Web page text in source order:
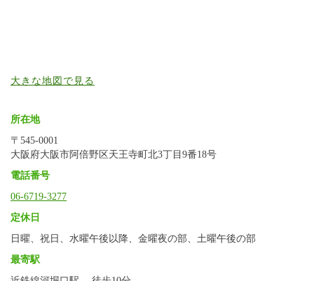
大きな地図で見る
所在地
〒545-0001
大阪府大阪市阿倍野区天王寺町北3丁目9番18号
電話番号
06-6719-3277
定休日
日曜、祝日、水曜午後以降、金曜夜の部、土曜午後の部
最寄駅